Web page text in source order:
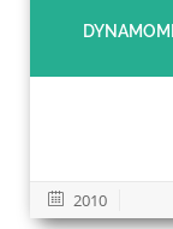
2010